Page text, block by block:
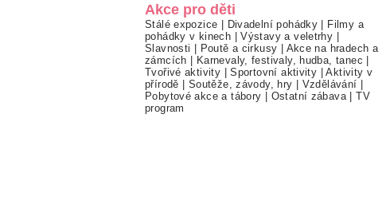
Akce pro děti
Stálé expozice | Divadelní pohádky | Filmy a
pohádky v kinech |Výstavy a veletrhy |
Slavnosti | Poutě a cirkusy | Akce na hradech a
zámcích | Karnevaly, festivaly, hudba, tanec |
Tvořivé aktivity |Sportovní aktivity |Aktivity v
přírodě | Soutěže, závody, hry | Vzdělávání |
Pobytové akce a tábory | Ostatní zábava |TV
program